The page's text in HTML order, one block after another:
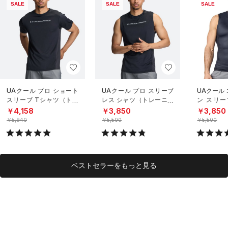
SALE
UAクール プロ ショート
スリーブ Tシャツ（トレ
ーニング/MEN）
￥4,158
￥5,940
SALE
UAクール プロ スリーブ
レス シャツ（トレーニン
グ/MEN）
￥3,850
￥5,500
SALE
UAクール
ン スリ
（トレー
￥3,850
￥5,500
ベストセラーをもっと見る